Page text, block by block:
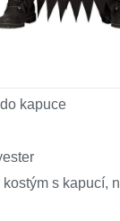
kapuce
kostým s kapucí,